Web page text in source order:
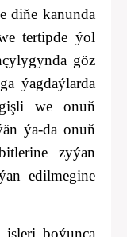
diňe kanunda
tertipde ýol
göz
ýagdaýlarda
we onuň
ýa-da onuň
zyýan
edilmegine
işleri boýunça